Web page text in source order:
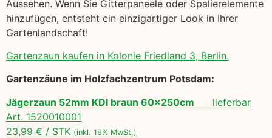
Aussehen. Wenn Sie Gitterpaneele oder Spalierelemente
hinzufügen, entsteht ein einzigartiger Look in Ihrer
Gartenlandschaft!
Gartenzaun kaufen in Kolonie Friedland 3, Berlin.
Gartenzäune im Holzfachzentrum Potsdam:
Jägerzaun 52mm KDI braun 60x250cm lieferbar
Art. 1520010001
23,99 € / STK (inkl. 19% MwSt.)